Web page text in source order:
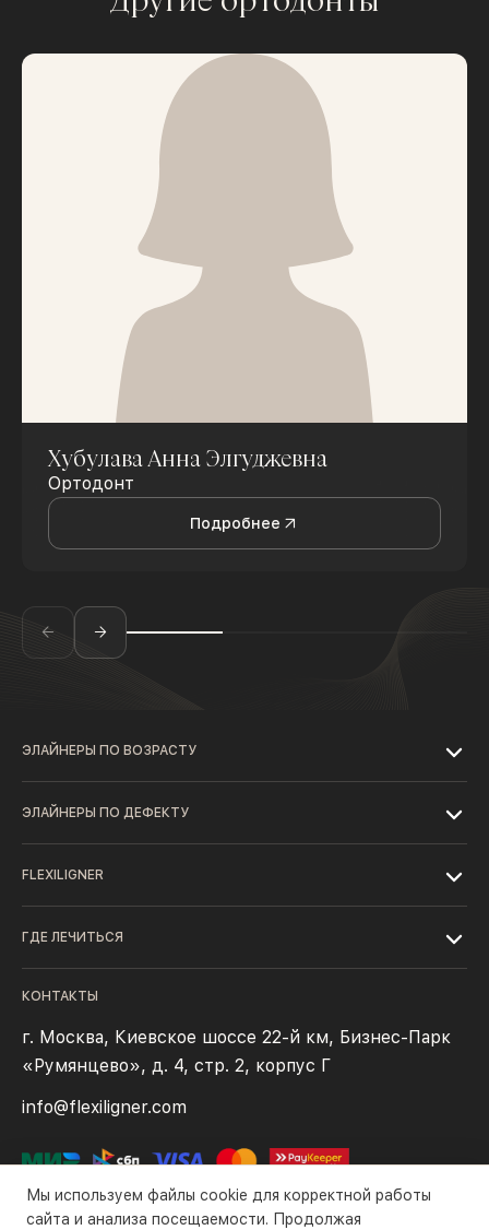
Хубулава Анна Элгуджевна
Ортодонт
Подробнее
ЭЛАЙНЕРЫ ПО ВОЗРАСТУ
ЭЛАЙНЕРЫ ПО ДЕФЕКТУ
FLEXILIGNER
ГДЕ ЛЕЧИТЬСЯ
КОНТАКТЫ
г. Москва, Киевское шоссе 22-й км, Бизнес-Парк
«Румянцево», д. 4, стр. 2, корпус Г
info@flexiligner.com
Мы используем файлы cookie для корректной работы
сайта и анализа посещаемости. Продолжая